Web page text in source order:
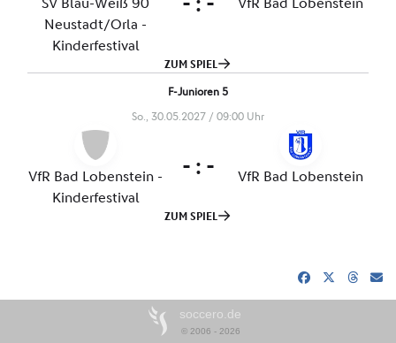
soccero.de
© 2006 - 2026